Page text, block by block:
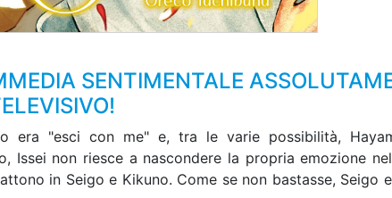
SENTIMENTALE
era "esci con me" e, tra le varie possibilità,
Issei non riesce a nascondere la propria emozione
in Seigo e Kikuno. Come se non bastasse,